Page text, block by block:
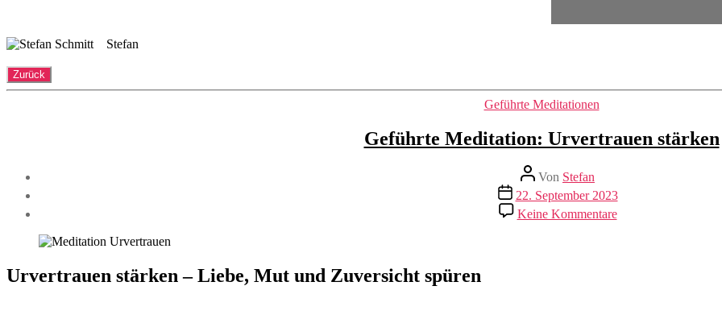
Stefan
Kategorien
Geführte Meditationen
Geführte Meditation: Urvertrauen stärken
Beitragsautor
Von Stefan
Beitragsdatum
22. September 2023
Keine Kommentarezu
Geführte
Urvertrauen stärken – Liebe, Mut und Zuversicht spüren